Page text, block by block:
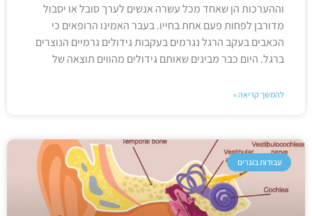
וההערכות הן שאחד מכל עשרה אנשים לערך סובל או יסבול
מדורבן לפחות פעם אחת בחייו. בעבר האמינו הרופאים כי
הכאבים בעקב הרגל נגרמים בעקבות גידולים גרמיים הנוצרים
ברגל. היום כבר מבינים שאותם גידולים מהווים תוצאה של
להמשך קריאה »
עבודות בוגרים